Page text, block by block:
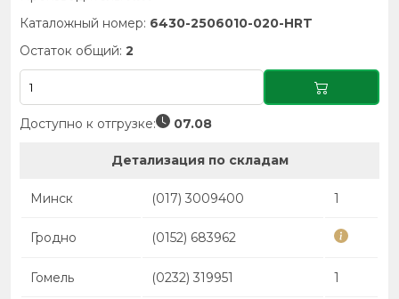
Каталожный номер: 6430-2506010-020-HRT
Остаток общий: 2
Доступно к отгрузке: 07.08
Детализация по складам
Минск (017) 3009400 1
Гродно (0152) 683962
Гомель (0232) 319951 1